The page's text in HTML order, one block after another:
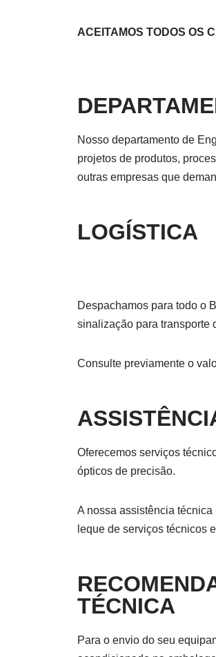
ACEITAMOS TODOS OS
Nosso departamento de
projetos de produtos,
outras empresas que
LOGÍSTICA
Despachamos para todo o
sinalização para transporte
Consulte previamente o
Oferecemos serviços
ópticos de precisão.
A nossa assistência
leque de serviços técnicos
TÉCNICA
Para o envio do seu